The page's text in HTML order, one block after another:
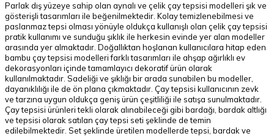
Parlak dış yüzeye sahip olan aynalı ve çelik çay tepsisi modelleri şık ve
gösterişli tasarımları ile beğenilmektedir. Kolay temizlenebilmesi ve
paslanmaz tepsi olması yönüyle oldukça kullanışlı olan çelik çay tepsisi
pratik kullanımı ve sunduğu şıklık ile herkesin evinde yer alan modeller
arasında yer almaktadır. Doğallıktan hoşlanan kullanıcılara hitap eden
bambu çay tepsisi modelleri farklı tasarımları ile ahşap ağırlıklı ev
dekorasyonları içinde tamamlayıcı dekoratif ürün olarak
kullanılmaktadır. Sadeliği ve şıklığı bir arada sunabilen bu modeller,
dayanıklılığı ile de ön plana çıkmaktadır. Çay tepsisi kullanıcının zevk
ve tarzına uygun oldukça geniş ürün çeşitliliği ile satışa sunulmaktadır.
Çay tepsisi ürünleri tekli olarak alınabileceği gibi bardağı, bardak altlığı
ve tepsisi olarak satılan çay tepsi seti şeklinde de temin
edilebilmektedir. Set şeklinde üretilen modellerde tepsi, bardak ve